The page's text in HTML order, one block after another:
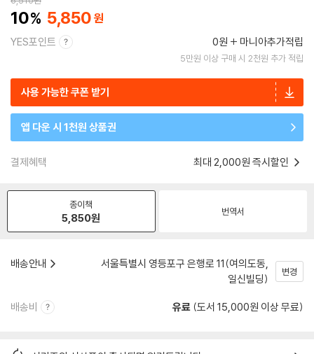
10 5,850
YES포인트 0원 마니아추가적립
5만원 이상 구매 시 2천원 추가 적립
사용 가능한 쿠폰 받기
앱 다운 시 1천원 상품권
결제혜택 최대 2,000원 즉시할인
종이책
5,850원 번역서
배송안내
서울특별시 영등포구 은행로 11(여의도동,
일신빌딩)
변경
배송비 유료 (도서 15,000원 이상 무료)